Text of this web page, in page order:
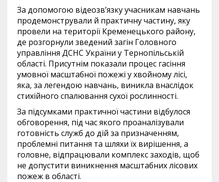
За допомогою відеозв’язку учасникам навчань
продемонстрували й практичну частину, яку
провели на території Кременецького району,
де розгорнули зведений загін Головного
управління ДСНС України у Тернопільській
області. Присутнім показали процес гасіння
умовної масштабної пожежі у хвойному лісі,
яка, за легендою навчань, виникла внаслідок
стихійного спалювання сухої рослинності.
За підсумками практичної частини відбулося
обговорення, під час якого проаналізували
готовність служб до дій за призначенням,
проблемні питання та шляхи їх вирішення, а
головне, відпрацювали комплекс заходів, щоб
не допустити виникнення масштабних лісових
пожеж в області.